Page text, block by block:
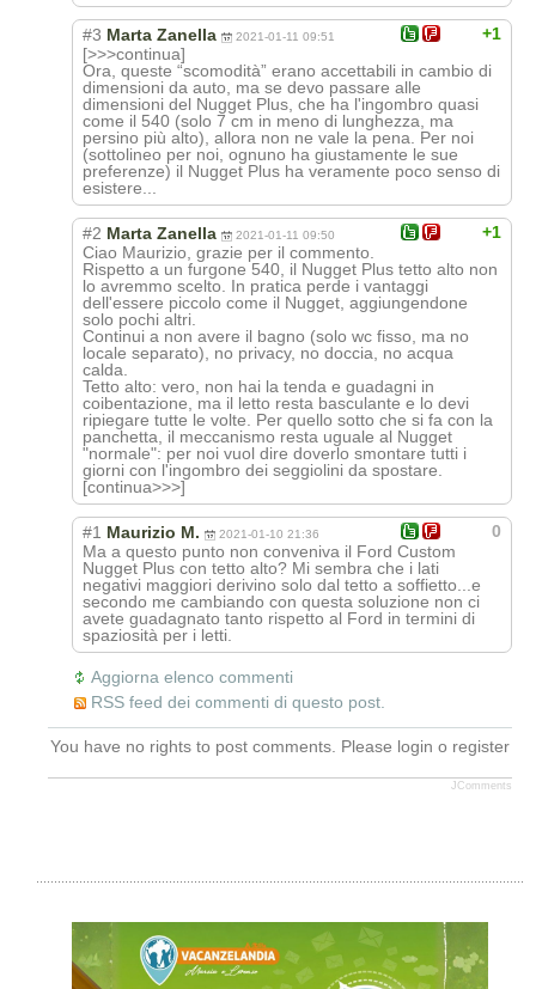
+1
#3 Marta Zanella 2021-01-11 09:51
[>>>continua]
Ora, queste “scomodità” erano accettabili in cambio di
dimensioni da auto, ma se devo passare alle
dimensioni del Nugget Plus, che ha l'ingombro quasi
come il 540 (solo 7 cm in meno di lunghezza, ma
persino più alto), allora non ne vale la pena. Per noi
(sottolineo per noi, ognuno ha giustamente le sue
preferenze) il Nugget Plus ha veramente poco senso di
esistere...
+1
#2 Marta Zanella 2021-01-11 09:50
Ciao Maurizio, grazie per il commento.
Rispetto a un furgone 540, il Nugget Plus tetto alto non
lo avremmo scelto. In pratica perde i vantaggi
dell'essere piccolo come il Nugget, aggiungendone
solo pochi altri.
Continui a non avere il bagno (solo wc fisso, ma no
locale separato), no privacy, no doccia, no acqua
calda.
Tetto alto: vero, non hai la tenda e guadagni in
coibentazione, ma il letto resta basculante e lo devi
ripiegare tutte le volte. Per quello sotto che si fa con la
panchetta, il meccanismo resta uguale al Nugget
"normale": per noi vuol dire doverlo smontare tutti i
giorni con l'ingombro dei seggiolini da spostare.
[continua>>>]
0
#1 Maurizio M. 2021-01-10 21:36
Ma a questo punto non conveniva il Ford Custom
Nugget Plus con tetto alto? Mi sembra che i lati
negativi maggiori derivino solo dal tetto a soffietto...e
secondo me cambiando con questa soluzione non ci
avete guadagnato tanto rispetto al Ford in termini di
spaziosità per i letti.
Aggiorna elenco commenti
RSS feed dei commenti di questo post.
You have no rights to post comments. Please login o register
JComments